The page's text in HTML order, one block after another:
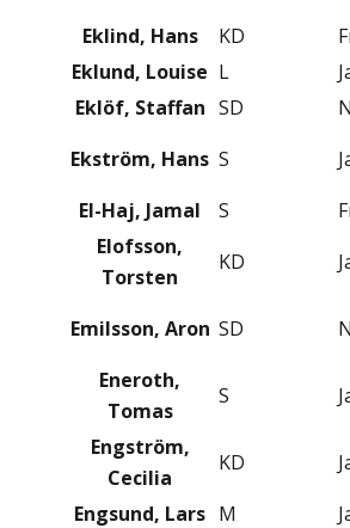
Eklind, Hans KD
Eklund, Louise L
Eklöf, Staffan SD
Ekström, Hans S
El-Haj, Jamal
S
Elofsson,
Torsten
KD
Emilsson, Aron SD
Eneroth,
Tomas
S
Engström,
Cecilia
KD
Engsund, Lars M